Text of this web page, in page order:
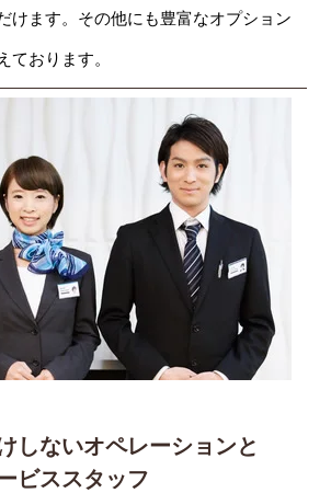
けます。その他にも豊富なオプション
ております。
しないオペレーションと
ビススタッフ